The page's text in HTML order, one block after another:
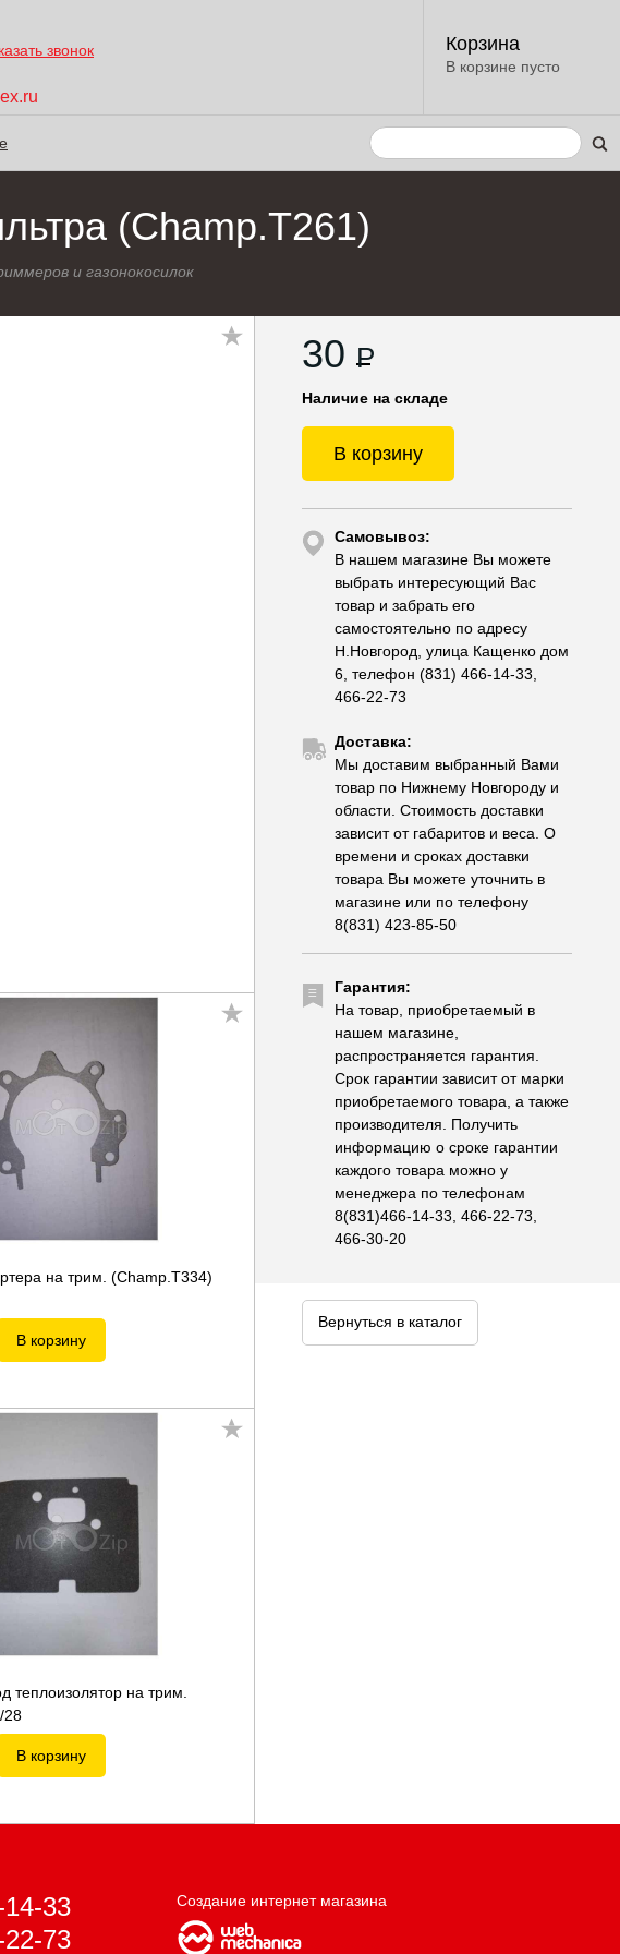
звонок Корзина
В корзине пусто
(Champ.T261)
и газонокосилок
30 P
Наличие на складе
В корзину
Самовывоз:
В нашем магазине Вы можете
выбрать интересующий Вас
товар и забрать его
самостоятельно по адресу
Н.Новгород, улица Кащенко дом
6, телефон (831) 466-14-33,
466-22-73
Доставка:
Мы доставим выбранный Вами
товар по Нижнему Новгороду и
области. Стоимость доставки
зависит от габаритов и веса. О
времени и сроках доставки
товара Вы можете уточнить в
магазине или по телефону
8(831) 423-85-50
Гарантия:
На товар, приобретаемый в
нашем магазине,
распространяется гарантия.
Срок гарантии зависит от марки
приобретаемого товара, а также
производителя. Получить
информацию о сроке гарантии
каждого товара можно у
менеджера по телефонам
8(831)466-14-33, 466-22-73,
466-30-20
Вернуться в каталог
на трим. (Champ.T334)
В корзину
теплоизолятор на трим.
28
В корзину
33
73
Создание интернет магазина